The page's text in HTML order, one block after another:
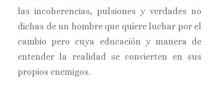
las incoherencias, pulsiones y verdades no
dichas de un hombre que quiere luchar por el
cambio pero cuya educación y manera de
entender la realidad se convierten en sus
propios enemigos.